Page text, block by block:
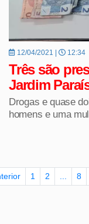
12/04/2021 | 12:34
Três são
Jardim
Drogas e quase
homens e uma
1 2 8